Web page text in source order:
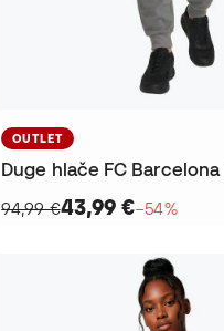
OUTLET
94,99 €43,99 €−54%